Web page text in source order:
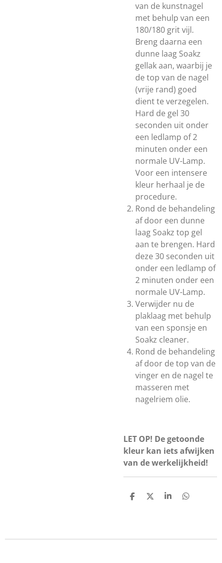
van de kunstnagel
met behulp van een
180/180 grit vijl.
Breng daarna een
dunne laag Soakz
gellak aan, waarbij je
de top van de nagel
(vrije rand) goed
dient te verzegelen.
Hard de gel 30
seconden uit onder
een ledlamp of 2
minuten onder een
normale UV-Lamp.
Voor een intensere
kleur herhaal je de
procedure.
Rond de behandeling
af door een dunne
laag Soakz top gel
aan te brengen. Hard
deze 30 seconden uit
onder een ledlamp of
2 minuten onder een
normale UV-Lamp.
Verwijder nu de
plaklaag met behulp
van een sponsje en
Soakz cleaner.
Rond de behandeling
af door de top van de
vinger en de nagel te
masseren met
nagelriem olie.
LET OP! De getoonde
kleur kan iets afwijken
van de werkelijkheid!
D
D
S
D